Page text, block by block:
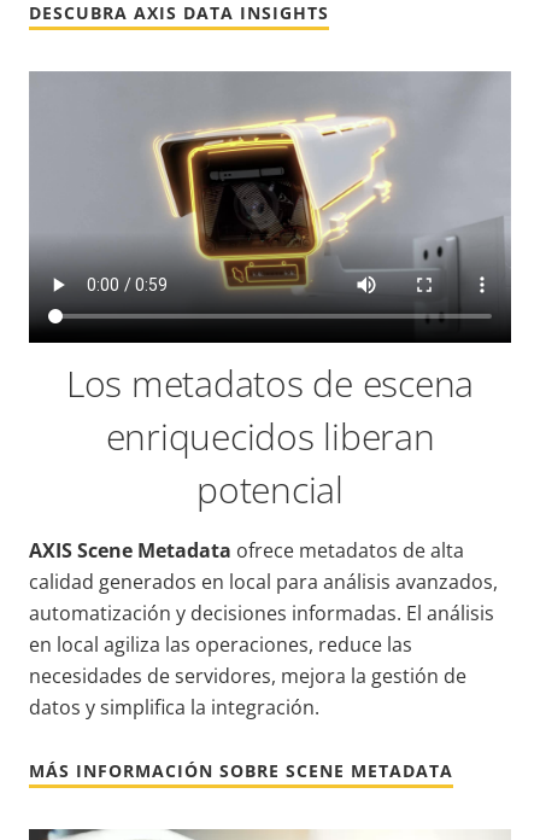
DESCUBRA AXIS DATA INSIGHTS
Los metadatos de escena
enriquecidos liberan
potencial
AXIS Scene Metadata ofrece metadatos de alta
calidad generados en local para análisis avanzados,
automatización y decisiones informadas. El análisis
en local agiliza las operaciones, reduce las
necesidades de servidores, mejora la gestión de
datos y simplifica la integración.
MÁS INFORMACIÓN SOBRE SCENE METADATA